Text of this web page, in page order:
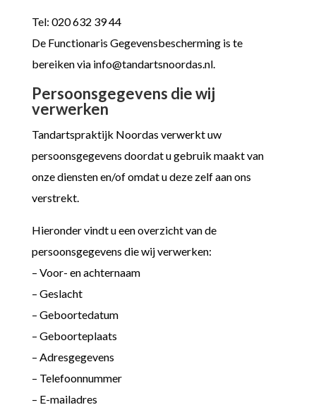
Tel: 020 632 39 44
De Functionaris Gegevensbescherming is te
bereiken via info@tandartsnoordas.nl.
Persoonsgegevens die wij
verwerken
Tandartspraktijk Noordas verwerkt uw
persoonsgegevens doordat u gebruik maakt van
onze diensten en/of omdat u deze zelf aan ons
verstrekt.
Hieronder vindt u een overzicht van de
persoonsgegevens die wij verwerken:
– Voor- en achternaam
– Geslacht
– Geboortedatum
– Geboorteplaats
– Adresgegevens
– Telefoonnummer
– E-mailadres